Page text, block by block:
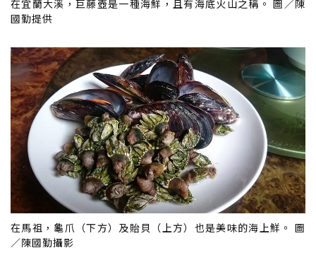
在宜蘭大溪，巨藤壺是一種海鮮，且有海底火山之稱。 圖／陳
國勤提供
在馬祖，龜爪（下方）及貽貝（上方）也是美味的海上鮮。 圖
／陳國勤攝影